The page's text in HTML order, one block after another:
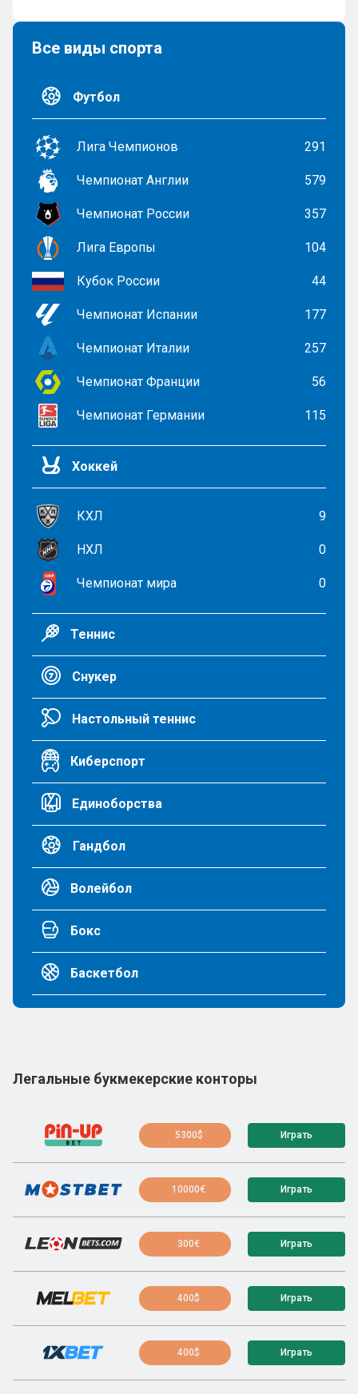
Все виды спорта
Футбол
Лига Чемпионов 291
Чемпионат Англии 579
Чемпионат России 357
Лига Европы 104
Кубок России 44
Чемпионат Испании 177
Чемпионат Италии 257
Чемпионат Франции 56
Чемпионат Германии 115
Хоккей
КХЛ 9
НХЛ 0
Чемпионат мира 0
Теннис
Снукер
Настольный теннис
Киберспорт
Единоборства
Гандбол
Волейбол
Бокс
Баскетбол
Легальные букмекерские конторы
5300$ Играть
10000€ Играть
300€ Играть
400$ Играть
400$ Играть